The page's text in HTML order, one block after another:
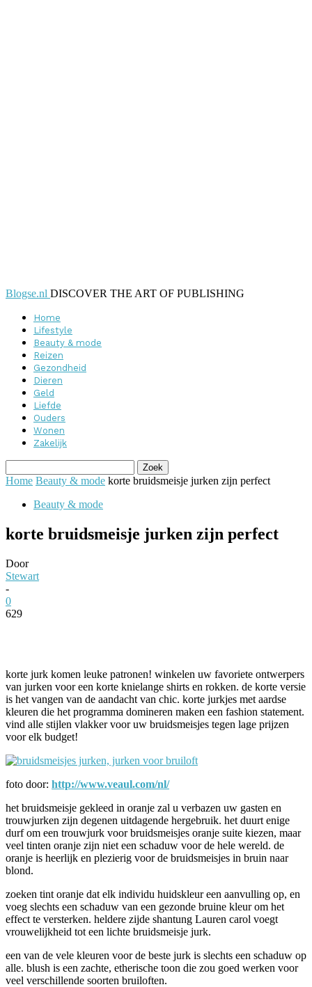
Blogse.nl DISCOVER THE ART OF PUBLISHING
Home
Lifestyle
Beauty & mode
Reizen
Gezondheid
Dieren
Geld
Liefde
Ouders
Wonen
Zakelijk
Home Beauty & mode korte bruidsmeisje jurken zijn perfect
Beauty & mode
korte bruidsmeisje jurken zijn perfect
Door
Stewart
-
0
629
korte jurk komen leuke patronen! winkelen uw favoriete ontwerpers
van jurken voor een korte knielange shirts en rokken. de korte versie
is het vangen van de aandacht van chic. korte jurkjes met aardse
kleuren die het programma domineren maken een fashion statement.
vind alle stijlen vlakker voor uw bruidsmeisjes tegen lage prijzen
voor elk budget!
foto door: http://www.veaul.com/nl/
het bruidsmeisje gekleed in oranje zal u verbazen uw gasten en
trouwjurken zijn degenen uitdagende hergebruik. het duurt enige
durf om een trouwjurk voor bruidsmeisjes oranje suite kiezen, maar
veel tinten oranje zijn niet een schaduw voor de hele wereld. de
oranje is heerlijk en plezierig voor de bruidsmeisjes in bruin naar
blond.
zoeken tint oranje dat elk individu huidskleur een aanvulling op, en
voeg slechts een schaduw van een gezonde bruine kleur om het
effect te versterken. heldere zijde shantung Lauren carol voegt
vrouwelijkheid tot een lichte bruidsmeisje jurk.
een van de vele kleuren voor de beste jurk is slechts een schaduw op
alle. blush is een zachte, etherische toon die zou goed werken voor
veel verschillende soorten bruiloften.